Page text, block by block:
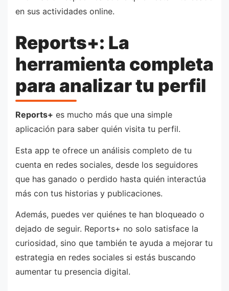
en sus actividades online.
Reports+: La
herramienta completa
para analizar tu perfil
Reports+ es mucho más que una simple
aplicación para saber quién visita tu perfil.
Esta app te ofrece un análisis completo de tu
cuenta en redes sociales, desde los seguidores
que has ganado o perdido hasta quién interactúa
más con tus historias y publicaciones.
Además, puedes ver quiénes te han bloqueado o
dejado de seguir. Reports+ no solo satisface la
curiosidad, sino que también te ayuda a mejorar tu
estrategia en redes sociales si estás buscando
aumentar tu presencia digital.